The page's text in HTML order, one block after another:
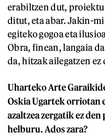
erabiltzen dut,
ditut, eta abar. Jakin-
egiteko gogoa eta
Obra, finean, langaia
da, hitzak ailegatzen
Uharteko Arte
Oskia Ugartek orriotan
azaltzea zergatik ez
helburu. Ados zara?